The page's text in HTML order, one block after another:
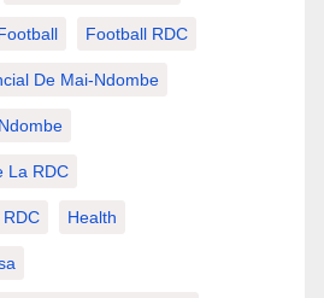
Football RDC
De Mai-Ndombe
La RDC
Health